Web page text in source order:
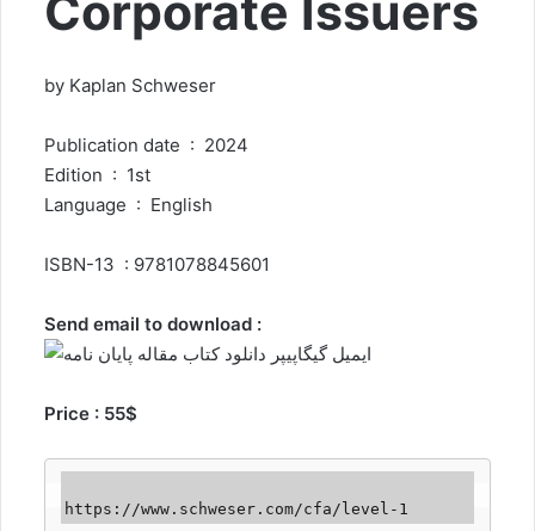
by Kaplan Schweser
Publication date ‏ : ‎ 2024
Edition ‏ : ‎ 1st
Language ‏ : ‎ English
ISBN-13 ‏ : ‎9781078845601
Send email to download :
Price : 55$
https://www.schweser.com/cfa/level-1